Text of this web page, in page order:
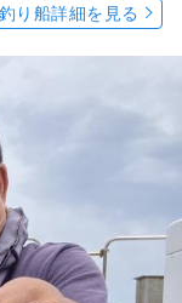
釣り船詳細を見る